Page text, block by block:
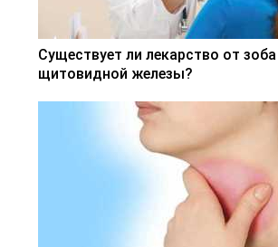
Существует ли лекарство от зоба
щитовидной железы?